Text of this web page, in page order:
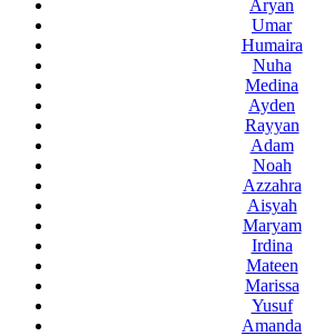
Aryan
Umar
Humaira
Nuha
Medina
Ayden
Rayyan
Adam
Noah
Azzahra
Aisyah
Maryam
Irdina
Mateen
Marissa
Yusuf
Amanda